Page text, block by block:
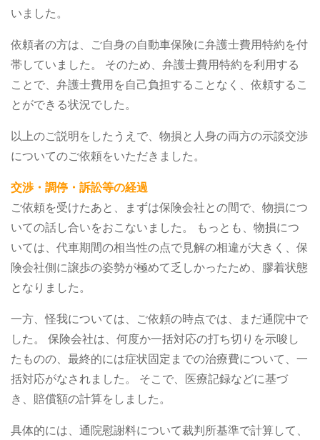
いました。
依頼者の方は、ご自身の自動車保険に弁護士費用特約を付
帯していました。
そのため、弁護士費用特約を利用する
ことで、弁護士費用を自己負担することなく、依頼するこ
とができる状況でした。
以上のご説明をしたうえで、物損と人身の両方の示談交渉
についてのご依頼をいただきました。
交渉・調停・訴訟等の経過
ご依頼を受けたあと、まずは保険会社との間で、物損につ
いての話し合いをおこないました。
もっとも、物損につ
いては、代車期間の相当性の点で見解の相違が大きく、保
険会社側に譲歩の姿勢が極めて乏しかったため、膠着状態
となりました。
一方、怪我については、ご依頼の時点では、まだ通院中で
した。
保険会社は、何度か一括対応の打ち切りを示唆し
たものの、最終的には症状固定までの治療費について、一
括対応がなされました。
そこで、医療記録などに基づ
き、賠償額の計算をしました。
具体的には、通院慰謝料について裁判所基準で計算して、